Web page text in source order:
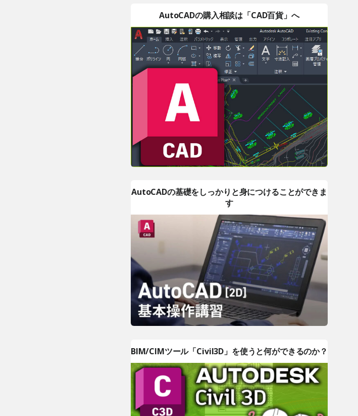
AutoCADの購入相談は「CAD百貨」へ
AutoCADの基礎をしっかりと身につけることができま
す
BIM/CIMツール「Civil3D」を使うと何ができるのか？